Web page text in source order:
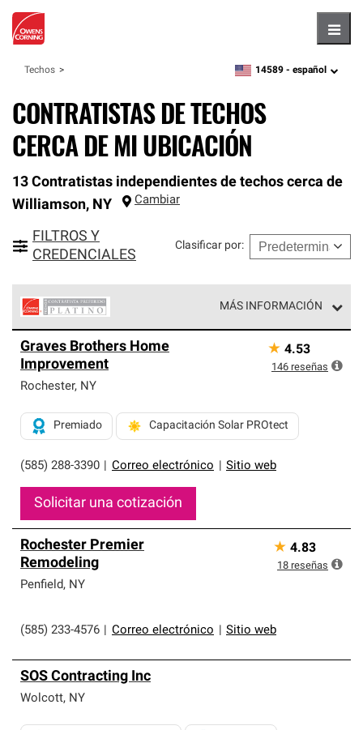
Techos zipcode,language
14589 - español
CONTRATISTAS DE TECHOS
CERCA DE MI UBICACIÓN
13 Contratistas independientes de techos cerca de
Williamson, NY Cambiar
FILTROS Y
CREDENCIALES
Clasificar por:
MÁS INFORMACIÓN
Corning constituyen el nivel superior de nuestra red
exclusiva y cumplen con estándares estrictos de
profesionalismo, confiabilidad y destreza incomparable.
sistemas de techos.
Graves Brothers Home
Improvement
Rochester, NY
(585) 288-3390 Correo electrónico Sitio web
Premiado Capacitación Solar PROtect
Solicitar una cotización
★ 4.53
146 reseñas
Rochester Premier
Remodeling
Penfield, NY
(585) 233-4576 Correo electrónico Sitio web
★ 4.83
18 reseñas
SOS Contracting Inc
Wolcott, NY